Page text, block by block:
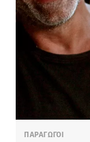
ΠΑΡΑΓΩΓΟΙ